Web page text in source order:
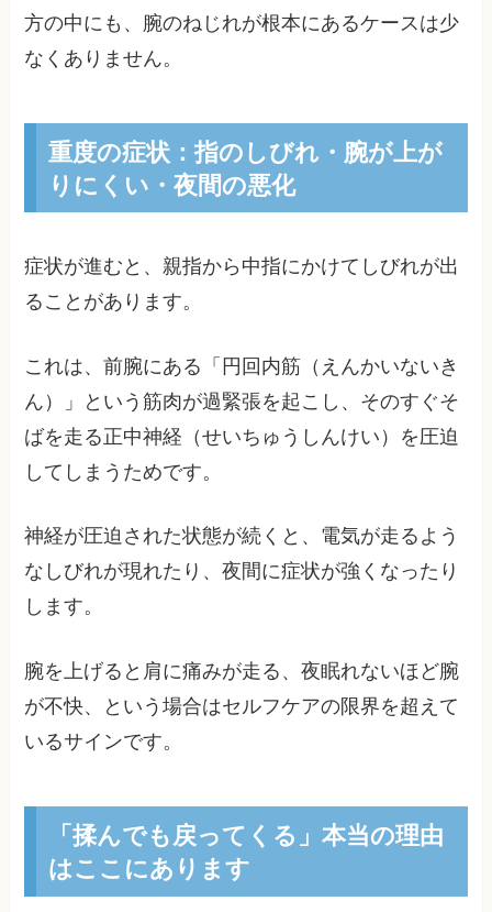
方の中にも、腕のねじれが根本にあるケースは少
なくありません。
重度の症状：指のしびれ・腕が上が
りにくい・夜間の悪化
症状が進むと、親指から中指にかけてしびれが出
ることがあります。
これは、前腕にある「円回内筋（えんかいないき
ん）」という筋肉が過緊張を起こし、そのすぐそ
ばを走る正中神経（せいちゅうしんけい）を圧迫
してしまうためです。
神経が圧迫された状態が続くと、電気が走るよう
なしびれが現れたり、夜間に症状が強くなったり
します。
腕を上げると肩に痛みが走る、夜眠れないほど腕
が不快、という場合はセルフケアの限界を超えて
いるサインです。
「揉んでも戻ってくる」本当の理由
はここにあります